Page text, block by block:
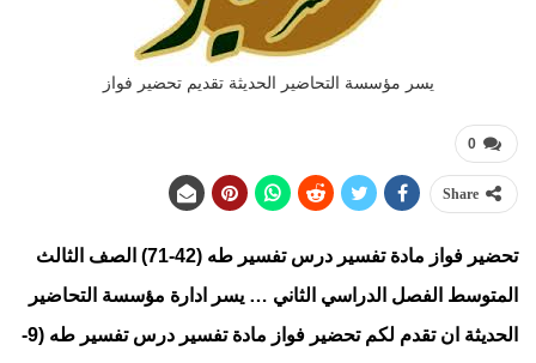
يسر مؤسسة التحاضير الحديثة تقديم تحضير فواز
0
Share
تحضير فواز مادة تفسير درس تفسير طه (42-71) الصف الثالث
المتوسط الفصل الدراسي الثاني … يسر ادارة مؤسسة التحاضير
الحديثة ان تقدم لكم تحضير فواز
مادة تفسير درس تفسير طه (9-